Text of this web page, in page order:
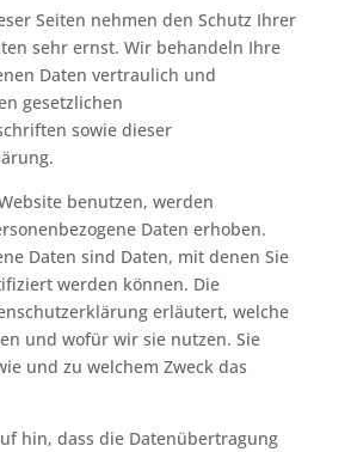
Seiten nehmen den Schutz Ihrer
sehr ernst. Wir behandeln Ihre
Daten vertraulich und
gesetzlichen
sowie dieser
benutzen, werden
Daten erhoben.
Daten sind Daten, mit denen Sie
werden können. Die
erläutert, welche
und wofür wir sie nutzen. Sie
und zu welchem Zweck das
hin, dass die Datenübertragung